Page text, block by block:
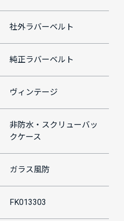
社外ラバーベルト
純正ラバーベルト
ヴィンテージ
非防水・スクリューバッ
クケース
ガラス風防
FK013303